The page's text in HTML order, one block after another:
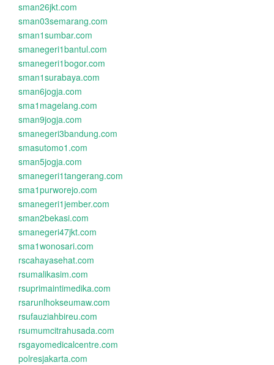
sman26jkt.com
sman03semarang.com
sman1sumbar.com
smanegeri1bantul.com
smanegeri1bogor.com
sman1surabaya.com
sman6jogja.com
sma1magelang.com
sman9jogja.com
smanegeri3bandung.com
smasutomo1.com
sman5jogja.com
smanegeri1tangerang.com
sma1purworejo.com
smanegeri1jember.com
sman2bekasi.com
smanegeri47jkt.com
sma1wonosari.com
rscahayasehat.com
rsumalikasim.com
rsuprimaintimedika.com
rsarunlhokseumaw.com
rsufauziahbireu.com
rsumumcitrahusada.com
rsgayomedicalcentre.com
polresjakarta.com